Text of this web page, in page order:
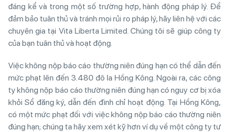
đáng kể và trong một số trường hợp, hành động pháp lý. Để
đảm bảo tuân thủ và tránh mọi rủi ro pháp lý, hãy liên hệ với các
chuyên gia tại Vita Liberta Limited. Chúng tôi sẽ giúp công ty
của bạn tuân thủ và hoạt động.
Việc không nộp báo cáo thường niên đúng hạn có thể dẫn đến
mức phạt lên đến 3.480 đô la Hồng Kông. Ngoài ra, các công
ty không nộp báo cáo thường niên đúng hạn có nguy cơ bị xóa
khỏi Sổ đăng ký, dẫn đến đình chỉ hoạt động. Tại Hồng Kông,
có một mức phạt đối với việc không nộp báo cáo thường niên
đúng hạn; chúng ta hãy xem xét kỹ hơn ví dụ về một công ty tư